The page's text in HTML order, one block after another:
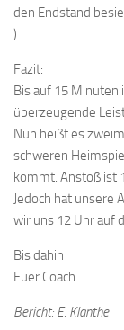
den Endstand
)
Fazit:
Bis auf 15 Minuten
überzeugende
Nun heißt es
schweren
kommt. Anstoß ist
Jedoch hat unsere
wir uns 12 Uhr auf
Bis dahin
Euer Coach
Bericht: E. Klanthe